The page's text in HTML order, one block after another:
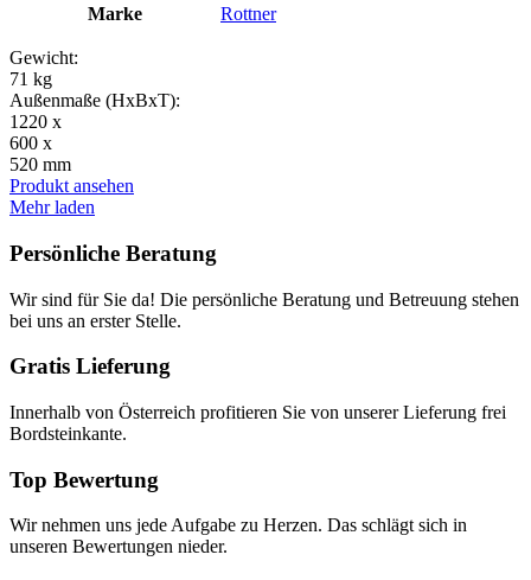
Marke Rottner
Gewicht:
71 kg
Außenmaße (HxBxT):
1220 x
600 x
520 mm
Produkt ansehen
Mehr laden
Persönliche Beratung
Wir sind für Sie da! Die persönliche Beratung und Betreuung stehen
bei uns an erster Stelle.
Gratis Lieferung
Innerhalb von Österreich profitieren Sie von unserer Lieferung frei
Bordsteinkante.
Top Bewertung
Wir nehmen uns jede Aufgabe zu Herzen. Das schlägt sich in
unseren Bewertungen nieder.